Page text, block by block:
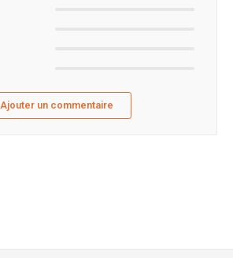
Ajouter un commentaire